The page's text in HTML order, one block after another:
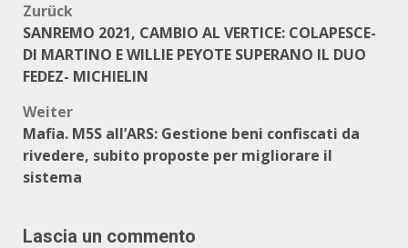
Beitragsnavigation
Zurück
SANREMO 2021, CAMBIO AL VERTICE: COLAPESCE-
DI MARTINO E WILLIE PEYOTE SUPERANO IL DUO
FEDEZ- MICHIELIN
Weiter
Mafia. M5S all’ARS: Gestione beni confiscati da
rivedere, subito proposte per migliorare il
sistema
Lascia un commento